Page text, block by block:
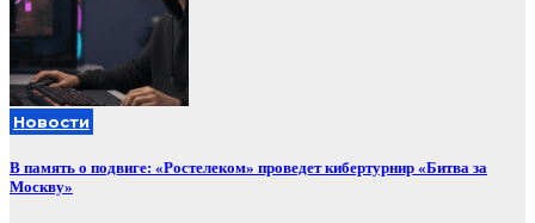
Новости
В память о подвиге: «Ростелеком» проведет кибертурнир «Битва за
Москву»